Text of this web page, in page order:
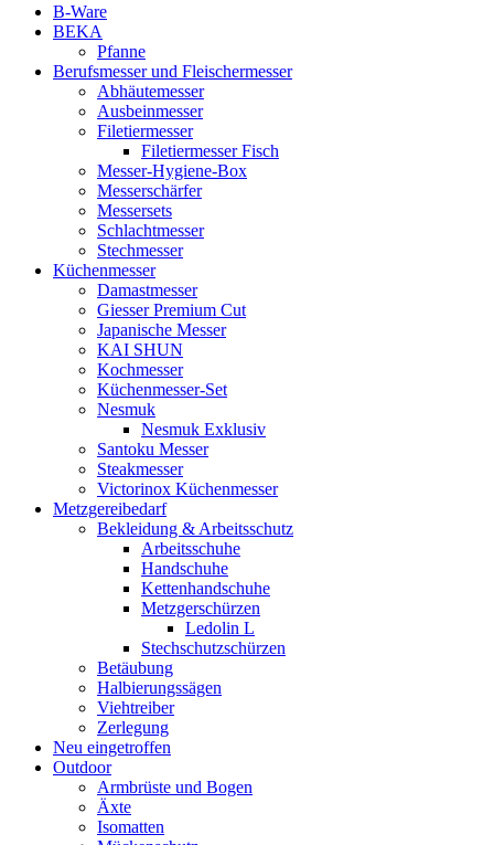
B-Ware
BEKA
Pfanne
Berufsmesser und Fleischermesser
Abhäutemesser
Ausbeinmesser
Filetiermesser
Filetiermesser Fisch
Messer-Hygiene-Box
Messerschärfer
Messersets
Schlachtmesser
Stechmesser
Küchenmesser
Damastmesser
Giesser Premium Cut
Japanische Messer
KAI SHUN
Kochmesser
Küchenmesser-Set
Nesmuk
Nesmuk Exklusiv
Santoku Messer
Steakmesser
Victorinox Küchenmesser
Metzgereibedarf
Bekleidung & Arbeitsschutz
Arbeitsschuhe
Handschuhe
Kettenhandschuhe
Metzgerschürzen
Ledolin L
Stechschutzschürzen
Betäubung
Halbierungssägen
Viehtreiber
Zerlegung
Neu eingetroffen
Outdoor
Armbrüste und Bogen
Äxte
Isomatten